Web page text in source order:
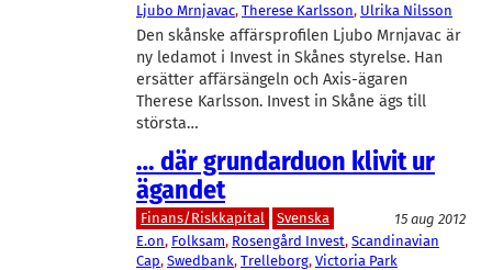
Ljubo Mrnjavac, Therese Karlsson, Ulrika Nilsson
Den skånske affärsprofilen Ljubo Mrnjavac är
ny ledamot i Invest in Skånes styrelse. Han
ersätter affärsängeln och Axis-ägaren
Therese Karlsson. Invest in Skåne ägs till
största…
… där grundarduon klivit ur
ägandet
Finans/Riskkapital Svenska
15 aug 2012
E.on, Folksam, Rosengård Invest, Scandinavian
Cap, Swedbank, Trelleborg, Victoria Park